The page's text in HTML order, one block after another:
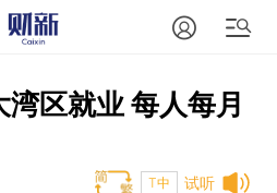
区就业 每人每月
试听
T中